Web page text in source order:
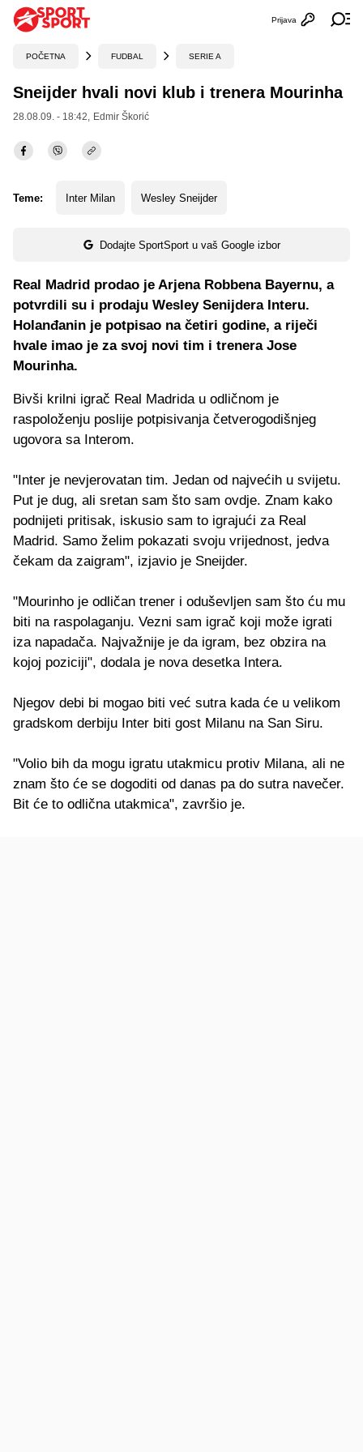
Otvori
Prijava
POČETNA FUDBAL SERIE A
Sneijder hvali novi klub i trenera Mourinha
28.08.09. - 18:42, Edmir Škorić
Teme: Inter Milan Wesley Sneijder
Dodajte SportSport u vaš Google izbor
Real Madrid prodao je Arjena Robbena Bayernu, a
potvrdili su i prodaju Wesley Senijdera Interu.
Holanđanin je potpisao na četiri godine, a riječi
hvale imao je za svoj novi tim i trenera Jose
Mourinha.
Bivši krilni igrač Real Madrida u odličnom je
raspoloženju poslije potpisivanja četverogodišnjeg
ugovora sa Interom.
"Inter je nevjerovatan tim. Jedan od najvećih u svijetu.
Put je dug, ali sretan sam što sam ovdje. Znam kako
podnijeti pritisak, iskusio sam to igrajući za Real
Madrid. Samo želim pokazati svoju vrijednost, jedva
čekam da zaigram", izjavio je Sneijder.
"Mourinho je odličan trener i oduševljen sam što ću mu
biti na raspolaganju. Vezni sam igrač koji može igrati
iza napadača. Najvažnije je da igram, bez obzira na
kojoj poziciji", dodala je nova desetka Intera.
Njegov debi bi mogao biti već sutra kada će u velikom
gradskom derbiju Inter biti gost Milanu na San Siru.
"Volio bih da mogu igratu utakmicu protiv Milana, ali ne
znam što će se dogoditi od danas pa do sutra navečer.
Bit će to odlična utakmica", završio je.